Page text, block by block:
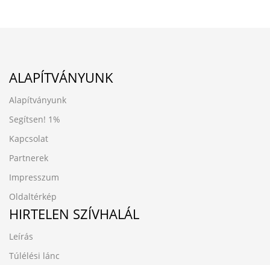
ALAPÍTVÁNYUNK
Alapítványunk
Segítsen! 1%
Kapcsolat
Partnerek
Impresszum
Oldaltérkép
HIRTELEN SZÍVHALÁL
Leírás
Túlélési lánc